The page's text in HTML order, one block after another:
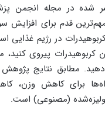
شده در مجله انجمن
قدم برای
در رژیم غذایی
کربوهیدرات پیروی
مطابق نتایج پژوهش
برای کاهش وزن،
(مصنوعی) است.